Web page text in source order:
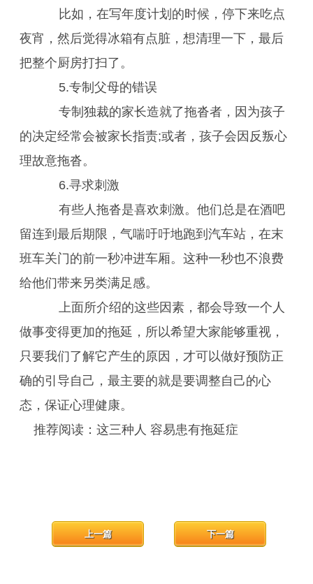
比如，在写年度计划的时候，停下来吃点
夜宵，然后觉得冰箱有点脏，想清理一下，最后
把整个厨房打扫了。
5.专制父母的错误
专制独裁的家长造就了拖沓者，因为孩子
的决定经常会被家长指责;或者，孩子会因反叛心
理故意拖沓。
6.寻求刺激
有些人拖沓是喜欢刺激。他们总是在酒吧
留连到最后期限，气喘吁吁地跑到汽车站，在末
班车关门的前一秒冲进车厢。这种一秒也不浪费
给他们带来另类满足感。
上面所介绍的这些因素，都会导致一个人
做事变得更加的拖延，所以希望大家能够重视，
只要我们了解它产生的原因，才可以做好预防正
确的引导自己，最主要的就是要调整自己的心
态，保证心理健康。
推荐阅读：这三种人 容易患有拖延症
下一篇
上一篇